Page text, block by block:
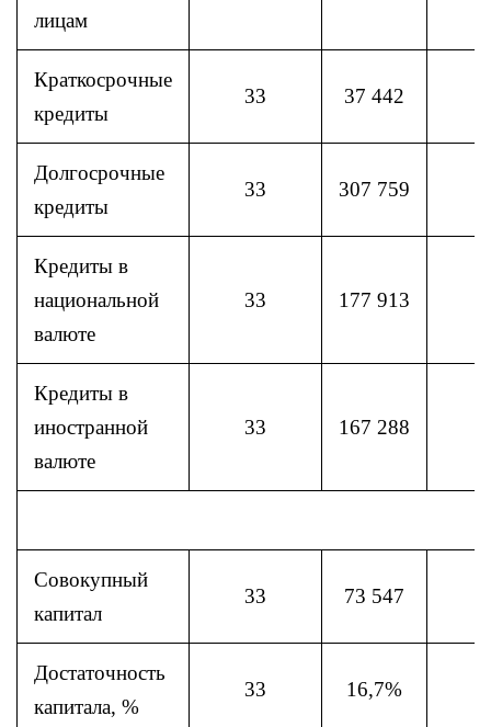
лицам
Краткосрочные
кредиты
33 37 442
Долгосрочные
кредиты
33 307 759
Кредиты в
национальной
валюте
33 177 913
Кредиты в
иностранной
валюте
33 167 288
Совокупный
капитал
33 73 547
Достаточность
капитала, %
33 16,7%